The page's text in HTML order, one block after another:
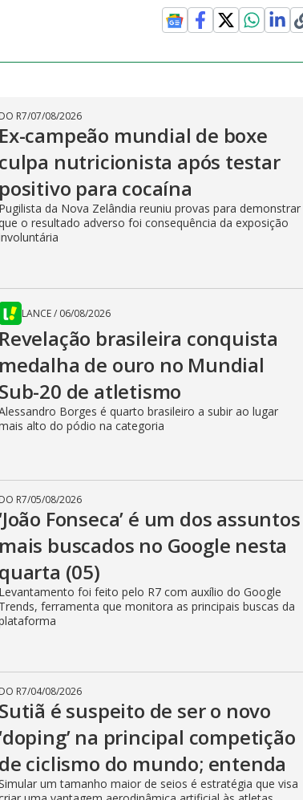
DO R7/07/08/2026
Ex-campeão mundial de boxe
culpa nutricionista após testar
positivo para cocaína
Pugilista da Nova Zelândia reuniu provas para demonstrar
o resultado adverso foi consequência da exposição
LANCE/ 06/08/2026
Revelação brasileira conquista
medalha de ouro no Mundial
Sub-20 de atletismo
Borges é quarto brasileiro a subir ao lugar
alto do pódio na categoria
DO R7/05/08/2026
Fonseca’ é um dos assuntos
mais buscados no Google nesta
quarta (05)
Levantamento foi feito pelo R7 com auxílio do Google
Trends, ferramenta que monitora as principais buscas da
DO R7/04/08/2026
Sutiã é suspeito de ser o novo
na principal competição
de ciclismo do mundo; entenda
um tamanho maior de seios é estratégia que visa